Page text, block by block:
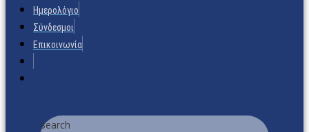
Ημερολόγιο
Σύνδεσμοι
Επικοινωνία
Search